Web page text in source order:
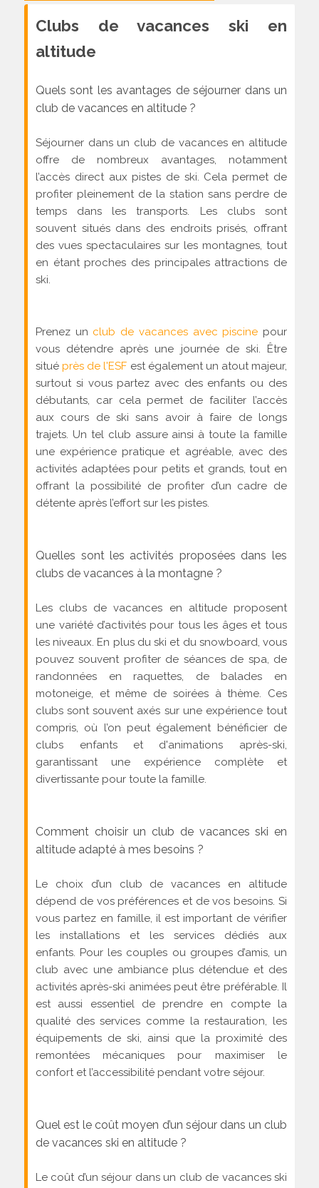
Clubs de vacances ski en
altitude
Quels sont les avantages de séjourner dans un
club de vacances en altitude ?
Séjourner dans un club de vacances en altitude
offre de nombreux avantages, notamment
l’accès direct aux pistes de ski. Cela permet de
profiter pleinement de la station sans perdre de
temps dans les transports. Les clubs sont
souvent situés dans des endroits prisés, offrant
des vues spectaculaires sur les montagnes, tout
en étant proches des principales attractions de
ski.
Prenez un club de vacances avec piscine pour
vous détendre après une journée de ski. Être
situéprès de l'ESF est également un atout majeur,
surtout si vous partez avec des enfants ou des
débutants, car cela permet de faciliter l’accès
aux cours de ski sans avoir à faire de longs
trajets. Un tel club assure ainsi à toute la famille
une expérience pratique et agréable, avec des
activités adaptées pour petits et grands, tout en
offrant la possibilité de profiter d’un cadre de
détente après l’effort sur les pistes.
Quelles sont les activités proposées dans les
clubs de vacances à la montagne ?
Les clubs de vacances en altitude proposent
une variété d’activités pour tous les âges et tous
les niveaux. En plus du ski et du snowboard, vous
pouvez souvent profiter de séances de spa, de
randonnées en raquettes, de balades en
motoneige, et même de soirées à thème. Ces
clubs sont souvent axés sur une expérience tout
compris, où l’on peut également bénéficier de
clubs enfants et d'animations après-ski,
garantissant une expérience complète et
divertissante pour toute la famille.
Comment choisir un club de vacances ski en
altitude adapté à mes besoins ?
Le choix d’un club de vacances en altitude
dépend de vos préférences et de vos besoins. Si
vous partez en famille, il est important de vérifier
les installations et les services dédiés aux
enfants. Pour les couples ou groupes d’amis, un
club avec une ambiance plus détendue et des
activités après-ski animées peut être préférable. Il
est aussi essentiel de prendre en compte la
qualité des services comme la restauration, les
équipements de ski, ainsi que la proximité des
remontées mécaniques pour maximiser le
confort et l’accessibilité pendant votre séjour.
Quel est le coût moyen d’un séjour dans un club
de vacances ski en altitude ?
Le coût d’un séjour dans un club de vacances ski